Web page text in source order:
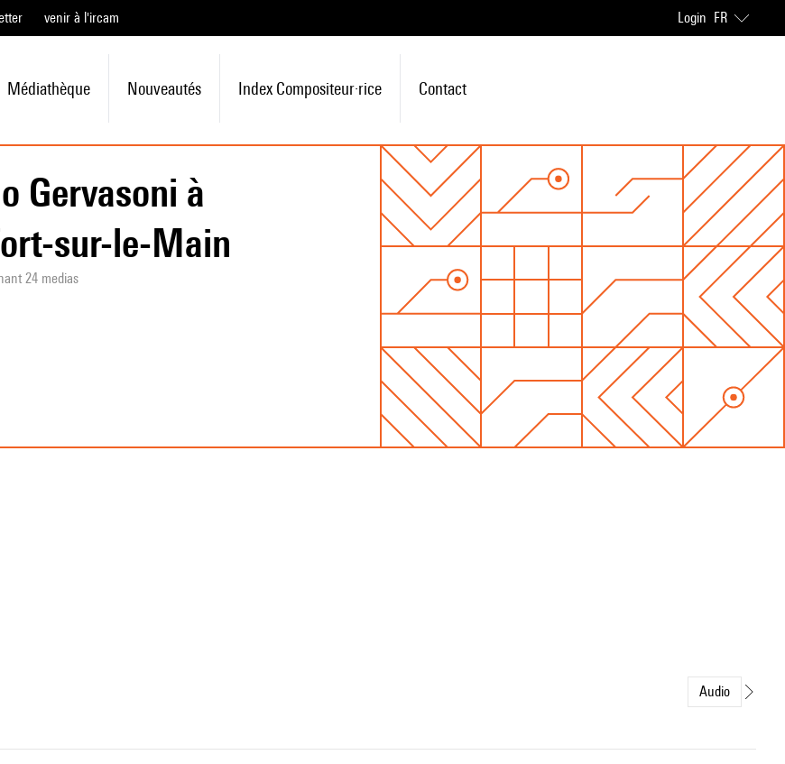
venir à l'ircam Login FR
Médiathèque Nouveautés Index Compositeur·rice Contact
Gervasoni à
sur-le-Main
24 medias
Audio